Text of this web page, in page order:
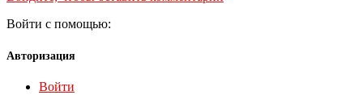
Войти с помощью:
Авторизация
Войти